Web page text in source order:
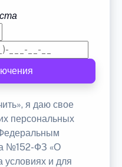
я даю свое
персональных
№152-ФЗ «О
условиях и для